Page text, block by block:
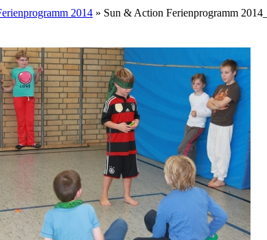
2014 » Sun & Action Ferienprogramm